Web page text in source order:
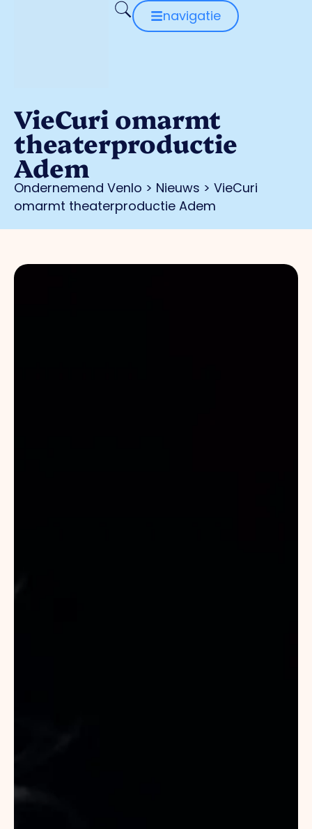
navigatie
VieCuri omarmt
theaterproductie
Adem
Ondernemend Venlo > Nieuws > VieCuri
omarmt theaterproductie Adem